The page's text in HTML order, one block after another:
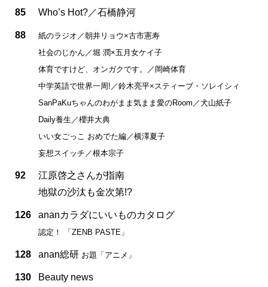
85 Who’s Hot?／石橋静河
88
紙のラジオ／朝井リョウ×古市憲寿
社会のじかん／堀 潤×五月女ケイ子
体育ですけど、オンガクです。／岡崎体育
中学英語で世界一周!／鈴木亮平×スティーブ・ソレイシィ
SanPaKuちゃんのわがまま気まま愛のRoom／犬山紙子
Daily養生／櫻井大典
いい女ごっこ おめでた編／横澤夏子
妄想スイッチ／根本宗子
92
江原啓之さんが指南
地獄の沙汰も金次第!?
126 ananカラダにいいものカタログ
認定！ 「ZENB PASTE」
128 anan総研 お題「アニメ」
130 Beauty news